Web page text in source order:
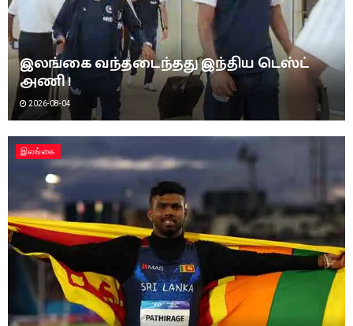
இலங்கை வந்தடைந்தது இந்திய டெஸ்ட்
அணி !
2026-08-04
இலங்கை